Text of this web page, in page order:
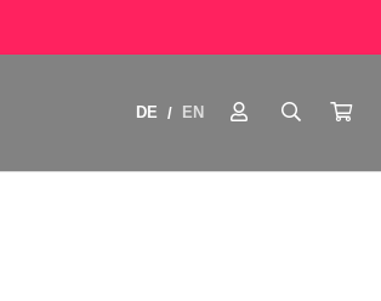
DE / EN